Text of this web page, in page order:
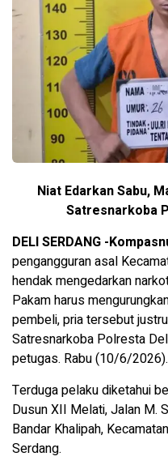
Niat Edarkan Sabu,
Satresnarkoba
DELI SERDANG -
pengangguran asal
hendak mengedarkan
Pakam harus
pembeli, pria tersebut
Satresnarkoba Polresta
petugas. Rabu (10/6/2026).
Terduga pelaku diketahui
Dusun XII Melati, Jalan M.
Bandar Khalipah,
Serdang.